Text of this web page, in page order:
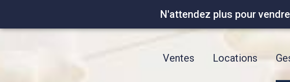
N'attendez plus pour
Ventes
Locations